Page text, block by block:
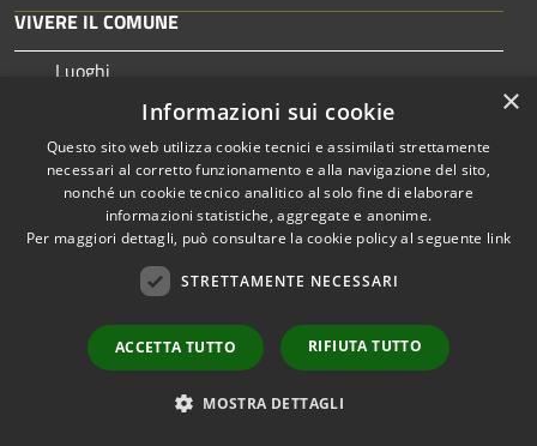
VIVERE IL COMUNE
Luoghi
CONTATTI
Comune di Cormano
Piazza Scurati, 1 - 20032 - Cormano
Codice Fiscale: 01086310156
Partita IVA: 01086310156
comune.cormano@comune.cormano.mi.legalmailpa.it
×
Informazioni sui cookie
Questo sito web utilizza cookie tecnici e assimilati strettamente
necessari al corretto funzionamento e alla navigazione del sito,
nonché un cookie tecnico analitico al solo fine di elaborare
informazioni statistiche, aggregate e anonime.
Per maggiori dettagli, può consultare la cookie policy al seguente link
STRETTAMENTE NECESSARI
ACCETTA TUTTO RIFIUTA TUTTO
MOSTRA DETTAGLI